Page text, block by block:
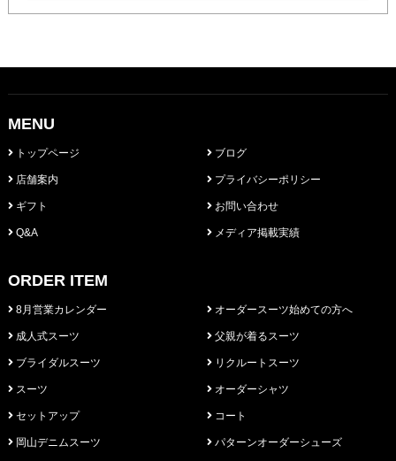
MENU
トップページ
店舗案内
ギフト
Q&A
ブログ
プライバシーポリシー
お問い合わせ
メディア掲載実績
ORDER ITEM
8月営業カレンダー
成人式スーツ
ブライダルスーツ
スーツ
セットアップ
岡山デニムスーツ
オーダースーツ始めての方へ
父親が着るスーツ
リクルートスーツ
オーダーシャツ
コート
パターンオーダーシューズ